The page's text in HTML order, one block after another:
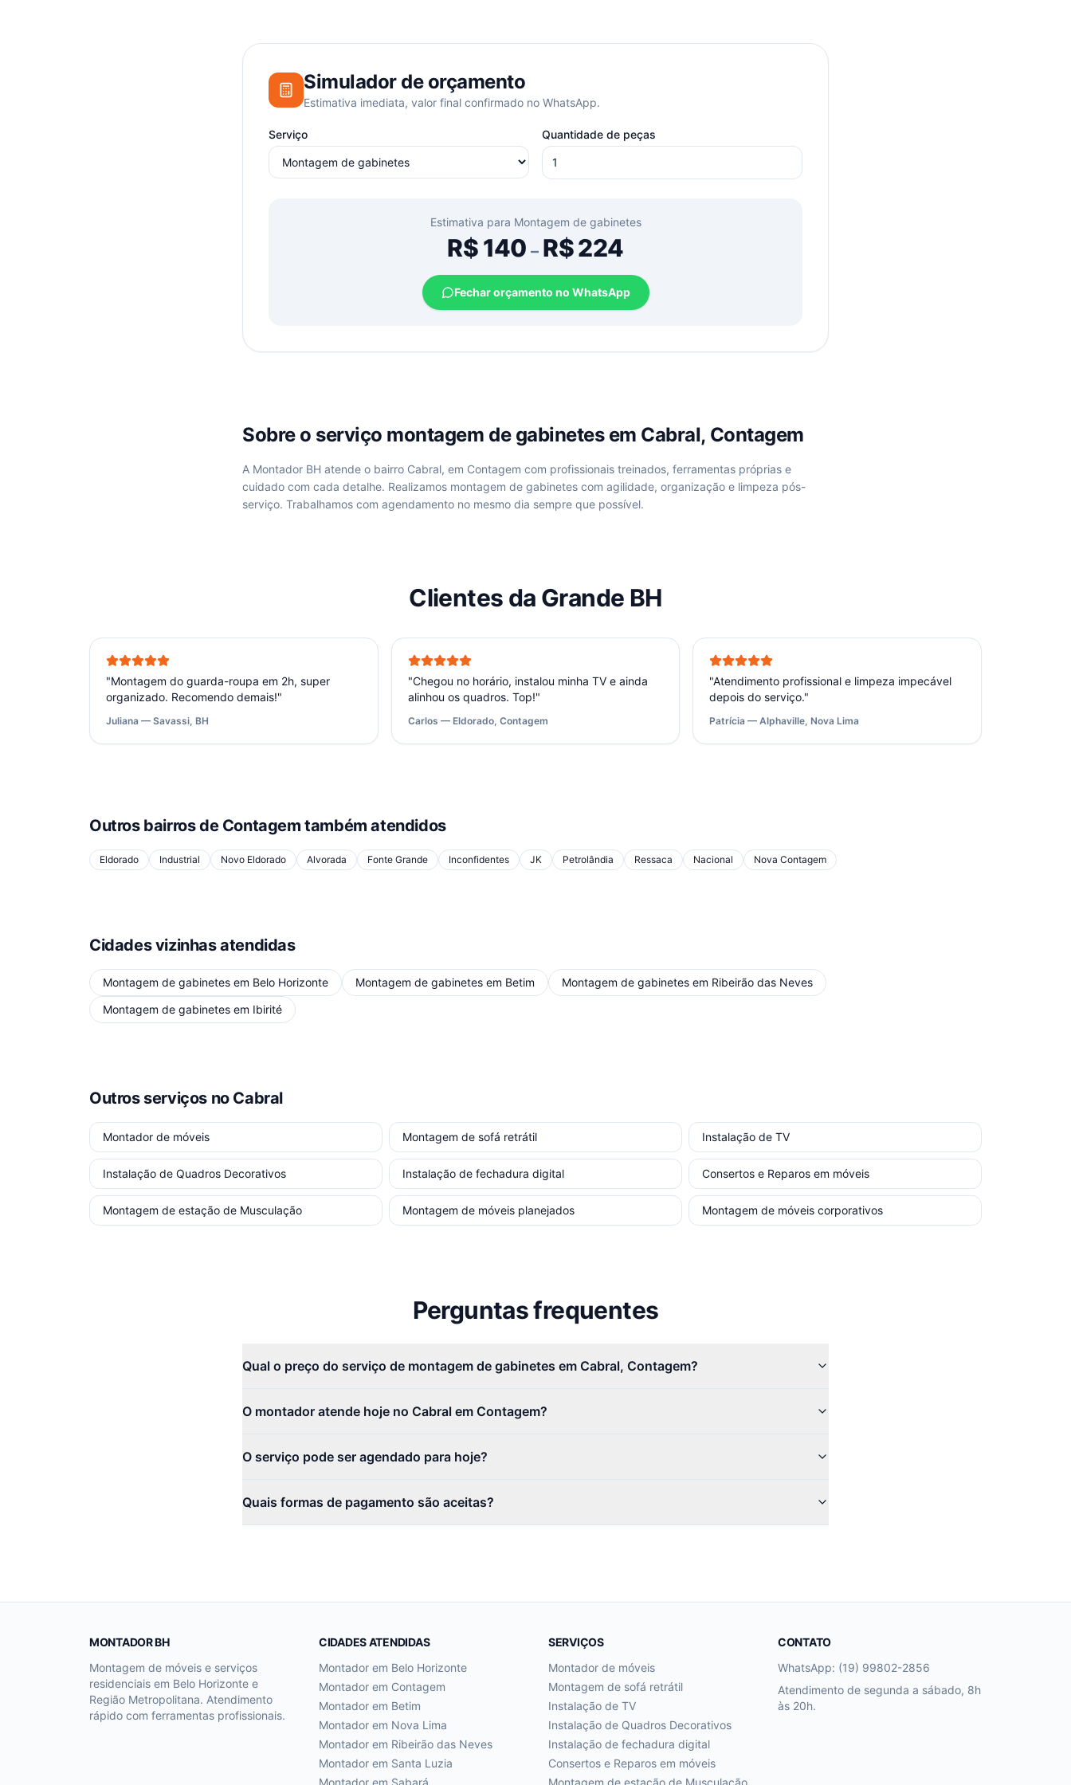
Simulador de orçamento
Estimativa imediata, valor final confirmado no WhatsApp.
Serviço Quantidade de peças
Estimativa para Montagem de gabinetes
R$140 –R$224
Fechar orçamento no WhatsApp
Sobre o serviço montagem de gabinetesem Cabral, Contagem
A Montador BH atende o bairro Cabral, em Contagem com profissionais treinados, ferramentas próprias e
cuidado com cada detalhe. Realizamos montagem de gabinetes com agilidade, organização e limpeza pós-
serviço. Trabalhamos com agendamento no mesmo dia sempre que possível.
Clientes da Grande BH
"Montagem do guarda-roupa em 2h, super
organizado. Recomendo demais!"
Juliana — Savassi, BH
"Chegou no horário, instalou minha TV e ainda
alinhou os quadros. Top!"
Carlos — Eldorado, Contagem
"Atendimento profissional e limpeza impecável
depois do serviço."
Patrícia — Alphaville, Nova Lima
Outros bairros de Contagem também atendidos
Eldorado Industrial Novo Eldorado Alvorada Fonte Grande Inconfidentes JK Petrolândia Ressaca Nacional Nova Contagem
Cidades vizinhas atendidas
Montagem de gabinetes em Belo Horizonte Montagem de gabinetes em Betim Montagem de gabinetes em Ribeirão das Neves
Montagem de gabinetes em Ibirité
Outros serviços no Cabral
Montador de móveis Montagem de sofá retrátil Instalação de TV
Instalação de Quadros Decorativos Instalação de fechadura digital Consertos e Reparos em móveis
Montagem de estação de Musculação Montagem de móveis planejados Montagem de móveis corporativos
Perguntas frequentes
Qual o preço do serviço de montagem de gabinetes em Cabral, Contagem?
O montador atende hoje no Cabral em Contagem?
O serviço pode ser agendado para hoje?
Quais formas de pagamento são aceitas?
MONTADOR BH
Montagem de móveis e serviços
residenciais em Belo Horizonte e
Região Metropolitana. Atendimento
rápido com ferramentas profissionais.
CIDADES ATENDIDAS
Montador em Belo Horizonte
Montador em Contagem
Montador em Betim
Montador em Nova Lima
Montador em Ribeirão das Neves
Montador em Santa Luzia
Montador em Sabará
SERVIÇOS
Montador de móveis
Montagem de sofá retrátil
Instalação de TV
Instalação de Quadros Decorativos
Instalação de fechadura digital
Consertos e Reparos em móveis
Montagem de estação de Musculação
CONTATO
WhatsApp: (19) 99802-2856
Atendimento de segunda a sábado, 8h
às 20h.